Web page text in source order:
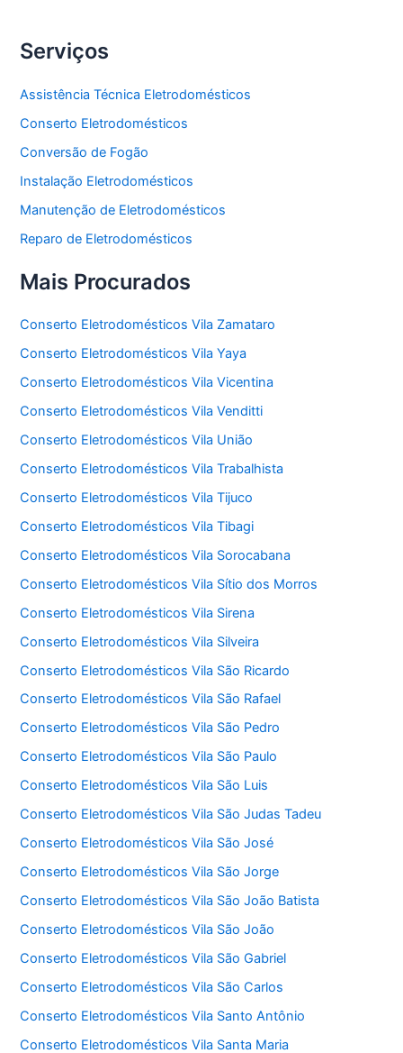
Serviços
Assistência Técnica Eletrodomésticos
Conserto Eletrodomésticos
Conversão de Fogão
Instalação Eletrodomésticos
Manutenção de Eletrodomésticos
Reparo de Eletrodomésticos
Mais Procurados
Conserto Eletrodomésticos Vila Zamataro
Conserto Eletrodomésticos Vila Yaya
Conserto Eletrodomésticos Vila Vicentina
Conserto Eletrodomésticos Vila Venditti
Conserto Eletrodomésticos Vila União
Conserto Eletrodomésticos Vila Trabalhista
Conserto Eletrodomésticos Vila Tijuco
Conserto Eletrodomésticos Vila Tibagi
Conserto Eletrodomésticos Vila Sorocabana
Conserto Eletrodomésticos Vila Sítio dos Morros
Conserto Eletrodomésticos Vila Sirena
Conserto Eletrodomésticos Vila Silveira
Conserto Eletrodomésticos Vila São Ricardo
Conserto Eletrodomésticos Vila São Rafael
Conserto Eletrodomésticos Vila São Pedro
Conserto Eletrodomésticos Vila São Paulo
Conserto Eletrodomésticos Vila São Luis
Conserto Eletrodomésticos Vila São Judas Tadeu
Conserto Eletrodomésticos Vila São José
Conserto Eletrodomésticos Vila São Jorge
Conserto Eletrodomésticos Vila São João Batista
Conserto Eletrodomésticos Vila São João
Conserto Eletrodomésticos Vila São Gabriel
Conserto Eletrodomésticos Vila São Carlos
Conserto Eletrodomésticos Vila Santo Antônio
Conserto Eletrodomésticos Vila Santa Maria